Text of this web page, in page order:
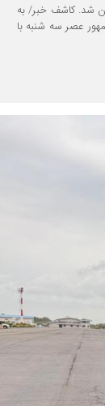
شد‌. کاشف خبر/ به
عصر سه شنبه با